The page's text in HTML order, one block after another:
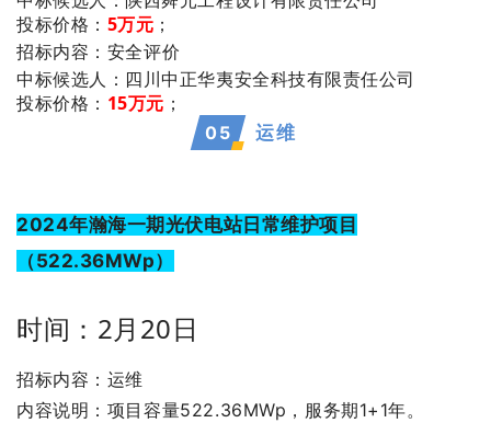
投标价格： 5万元 ；
招标内容：安全评价
中标候选人 ：四川中正华夷安全科技有限责任公司
投标价格： 15万元 ；
05 运维
2024年瀚海一期光伏电站日常维护项目
（522.36MWp）
时间：2月20日
招标内容：运维
内容说明：项目容量522.36MWp，服务期1+1年。